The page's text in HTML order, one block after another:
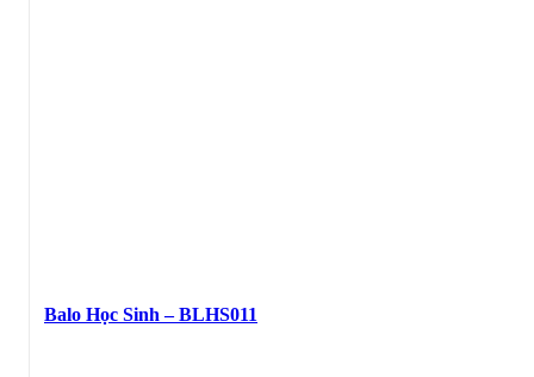
Balo Học Sinh – BLHS011